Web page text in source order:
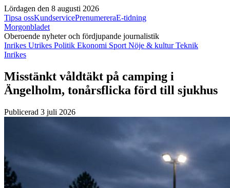
Lördagen den 8 augusti 2026
Tipsa ossKundservicePrenumereraE-tidning
Morgonbladet
Oberoende nyheter och fördjupande journalistik
Inrikes Utrikes Politik Ekonomi Sport Nöje & kulturTeknik
Inrikes
Misstänkt våldtäkt på camping i
Ängelholm, tonårsflicka förd till sjukhus
Publicerad 3 juli 2026